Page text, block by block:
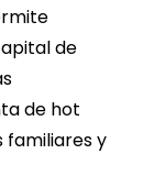
de
de hot
familiares y